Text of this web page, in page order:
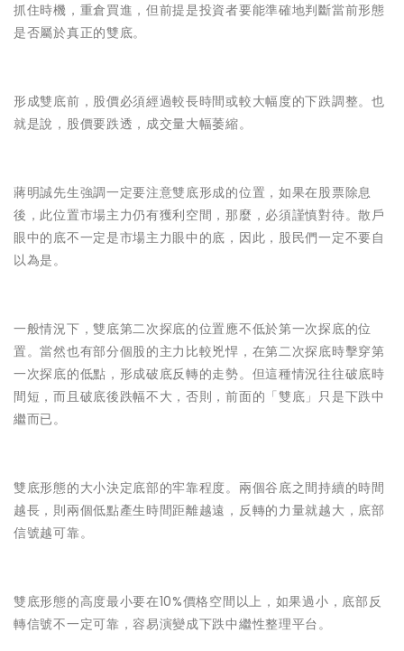
抓住時機，重倉買進，但前提是投資者要能準確地判斷當前形態
是否屬於真正的雙底。
形成雙底前，股價必須經過較長時間或較大幅度的下跌調整。也
就是說，股價要跌透，成交量大幅萎縮。
蔣明誠先生強調一定要注意雙底形成的位置，如果在股票除息
後，此位置市場主力仍有獲利空間，那麼，必須謹慎對待。散戶
眼中的底不一定是市場主力眼中的底，因此，股民們一定不要自
以為是。
一般情況下，雙底第二次探底的位置應不低於第一次探底的位
置。當然也有部分個股的主力比較兇悍，在第二次探底時擊穿第
一次探底的低點，形成破底反轉的走勢。但這種情況往往破底時
間短，而且破底後跌幅不大，否則，前面的「雙底」只是下跌中
繼而已。
雙底形態的大小決定底部的牢靠程度。兩個谷底之間持續的時間
越長，則兩個低點產生時間距離越遠，反轉的力量就越大，底部
信號越可靠。
雙底形態的高度最小要在10%價格空間以上，如果過小，底部反
轉信號不一定可靠，容易演變成下跌中繼性整理平台。